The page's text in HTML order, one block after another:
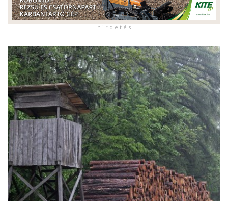
h i r d e t é s